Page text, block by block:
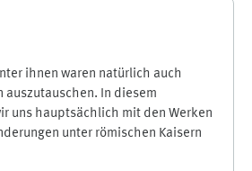
ihnen waren natürlich auch
auszutauschen. In diesem
uns hauptsächlich mit den Werken
unter römischen Kaisern